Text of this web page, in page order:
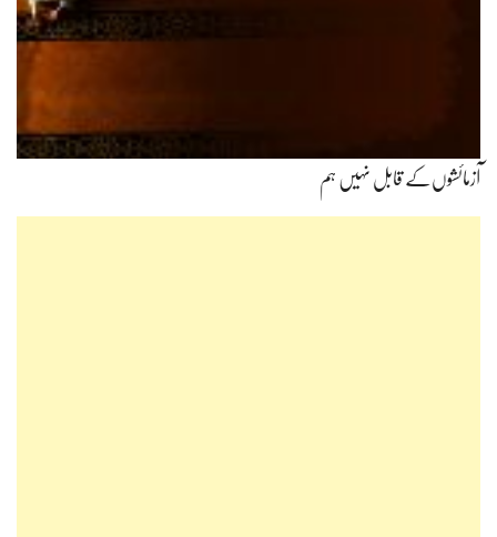
آزمائشوں‌کے قابل نہیں ہم